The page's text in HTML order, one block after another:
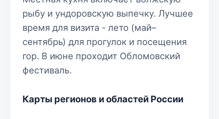
рыбу и ундоровскую выпечку. Лучшее
время для визита - лето (май–
сентябрь) для прогулок и посещения
гор. В июне проходит Обломовский
фестиваль.
Карты регионов и областей России